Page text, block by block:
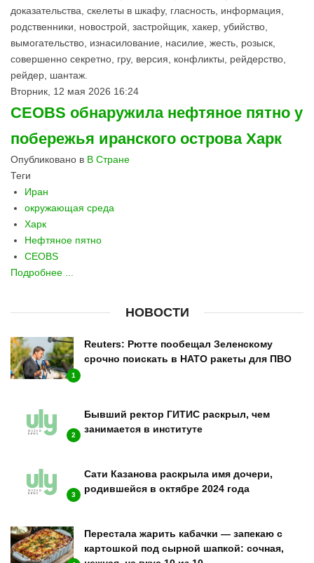
доказательства, скелеты в шкафу, гласность, информация,
родственники, новострой, застройщик, хакер, убийство,
вымогательство, изнасилование, насилие, жесть, розыск,
совершенно секретно, гру, версия, конфликты, рейдерство,
рейдер, шантаж.
Вторник, 12 мая 2026 16:24
CEOBS обнаружила нефтяное пятно у
побережья иранского острова Харк
Опубликовано в В Стране
Теги
Иран
окружающая среда
Харк
Нефтяное пятно
CEOBS
Подробнее ...
НОВОСТИ
1
Reuters: Рютте пообещал Зеленскому
срочно поискать в НАТО ракеты для ПВО
2
Бывший ректор ГИТИС раскрыл, чем
занимается в институте
3
Сати Казанова раскрыла имя дочери,
родившейся в октябре 2024 года
Перестала жарить кабачки — запекаю с
картошкой под сырной шапкой: сочная,